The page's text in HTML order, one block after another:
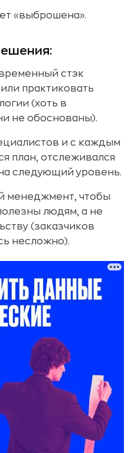
«выброшена».
стэк
практиковать
(хоть в
не обоснованы).
и с каждым
план, отслеживался
следующий уровень.
менеджмент, чтобы
людям, а не
(заказчиков
несложно).